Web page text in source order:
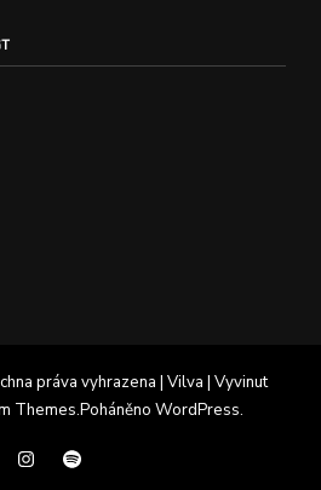
práva vyhrazena | Vilva | Vyvinut
Themes.Poháněno WordPress.